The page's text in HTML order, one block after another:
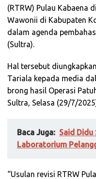
(RTRW) Pulau Kabaena
Wawonii di Kabupaten
dalam agenda
(Sultra).
Hal tersebut
Tariala kepada media
brong hasil Operasi
Sultra, Selasa (29/7/
Baca Juga: Said Didu
Laboratorium
“Usulan revisi RTRW